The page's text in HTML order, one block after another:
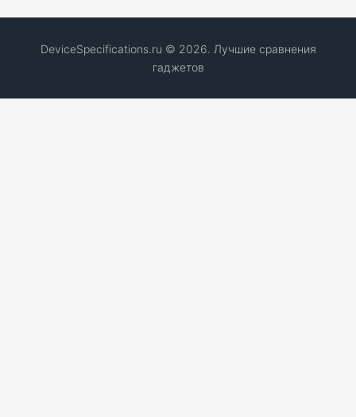
DeviceSpecifications.ru © 2026. Лучшие сравнения
гаджетов